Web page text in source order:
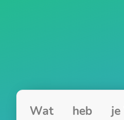
Wat heb je